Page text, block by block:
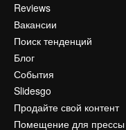
Reviews
Вакансии
Поиск тенденций
Блог
События
Slidesgo
Продайте свой контент
Помещение для прессы